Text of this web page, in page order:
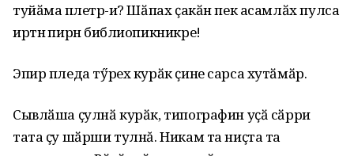
туйӑма пӗлетӗр-и? Шӑпах ҫакӑн пек асамлӑх пулса
иртнӗ пирӗн библиопикникре!
Эпир пледа тӳрех курӑк ҫине сарса хутӑмӑр.
Сывлӑша ҫулнӑ курӑк, типографин уҫӑ сӑрри
тата ҫу шӑрши тулнă. Никам та ниҫта та